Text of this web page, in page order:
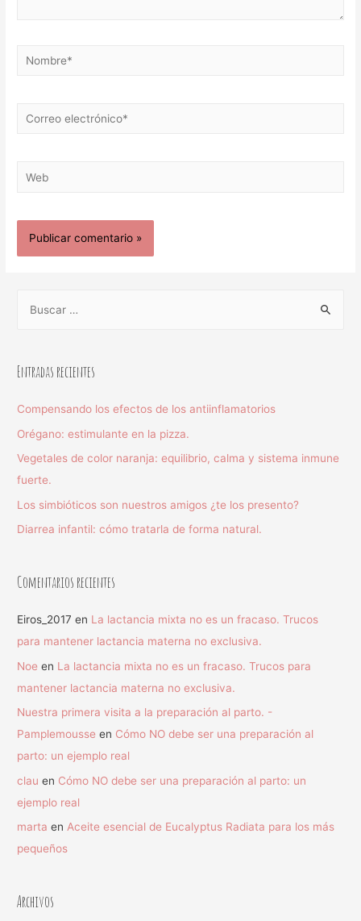
Entradas recientes
Compensando los efectos de los antiinflamatorios
Orégano: estimulante en la pizza.
Vegetales de color naranja: equilibrio, calma y sistema inmune
fuerte.
Los simbióticos son nuestros amigos ¿te los presento?
Diarrea infantil: cómo tratarla de forma natural.
Comentarios recientes
Eiros_2017 en La lactancia mixta no es un fracaso. Trucos
para mantener lactancia materna no exclusiva.
Noe en La lactancia mixta no es un fracaso. Trucos para
mantener lactancia materna no exclusiva.
Nuestra primera visita a la preparación al parto. -
Pamplemousse en Cómo NO debe ser una preparación al
parto: un ejemplo real
clau en Cómo NO debe ser una preparación al parto: un
ejemplo real
marta en Aceite esencial de Eucalyptus Radiata para los más
pequeños
Archivos